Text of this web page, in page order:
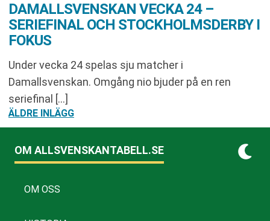
DAMALLSVENSKAN VECKA 24 –
SERIEFINAL OCH STOCKHOLMSDERBY I
FOKUS
Under vecka 24 spelas sju matcher i
Damallsvenskan. Omgång nio bjuder på en ren
seriefinal […]
INLÄGGSNAVIGERING
ÄLDRE INLÄGG
OM ALLSVENSKANTABELL.SE
OM OSS